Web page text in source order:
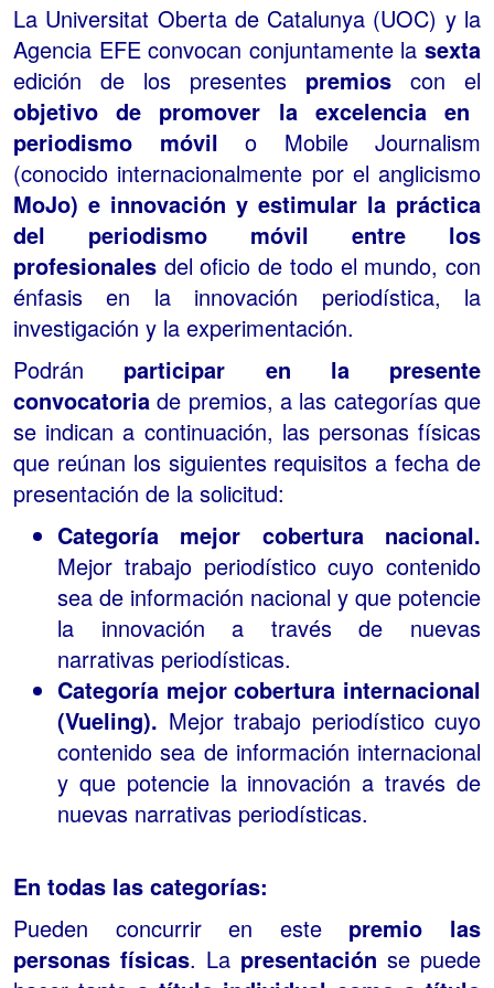
La Universitat Oberta de Catalunya (UOC) y la
Agencia EFE convocan conjuntamente la sexta
edición de los presentes premios con el
objetivo de promover la excelencia en
periodismo móvil o Mobile Journalism
(conocido internacionalmente por el anglicismo
MoJo) e innovación y estimular la práctica
del periodismo móvil entre los
profesionales del oficio de todo el mundo, con
énfasis en la innovación periodística, la
investigación y la experimentación.
Podrán participar en la presente
convocatoria de premios, a las categorías que
se indican a continuación, las personas físicas
que reúnan los siguientes requisitos a fecha de
presentación de la solicitud:
Categoría mejor cobertura nacional.
Mejor trabajo periodístico cuyo contenido
sea de información nacional y que potencie
la innovación a través de nuevas
narrativas periodísticas.
Categoría mejor cobertura internacional
(Vueling). Mejor trabajo periodístico cuyo
contenido sea de información internacional
y que potencie la innovación a través de
nuevas narrativas periodísticas.
En todas las categorías:
Pueden concurrir en este premio las
personas físicas. La presentación se puede